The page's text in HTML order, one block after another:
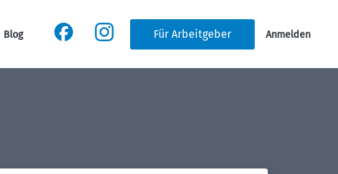
Blog Für Arbeitgeber Anmelden